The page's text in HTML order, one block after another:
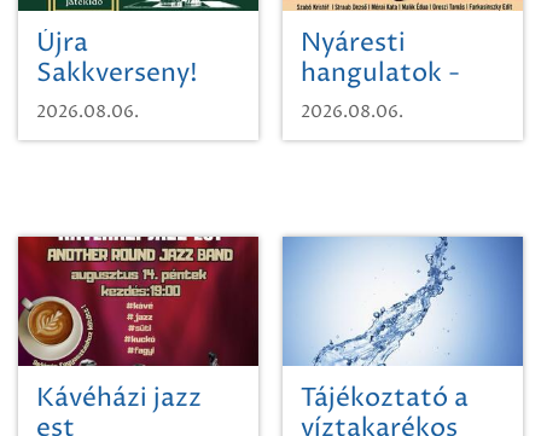
Újra
Sakkverseny!
2026.08.06.
Nyáresti
hangulatok -
Mágnás Miska
2026.08.06.
Kávéházi jazz
est
Tájékoztató a
víztakarékos